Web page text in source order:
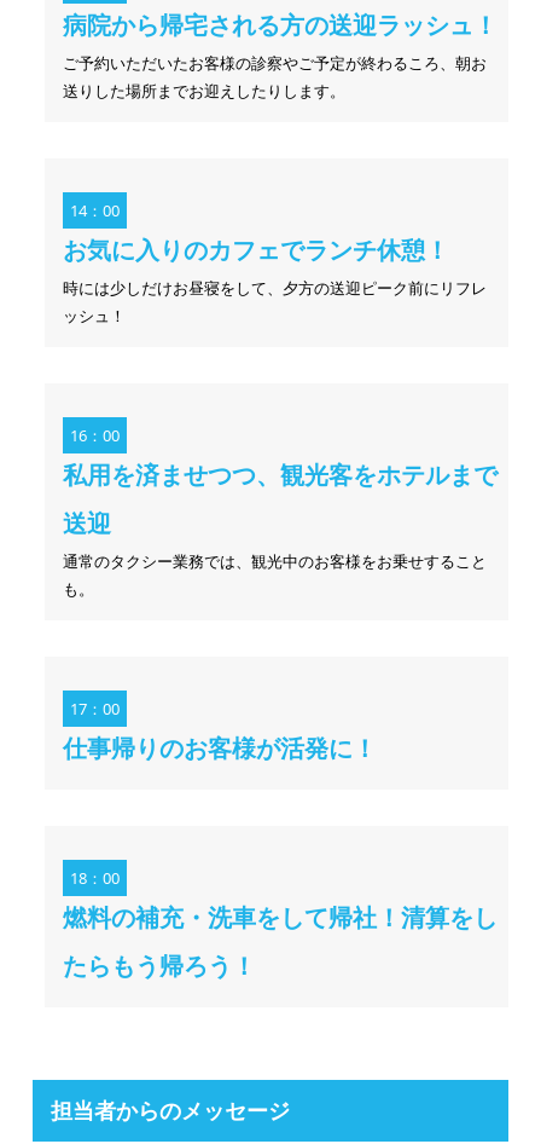
病院から帰宅される方の送迎ラッシュ！
ご予約いただいたお客様の診察やご予定が終わるころ、朝お
送りした場所までお迎えしたりします。
14：00
お気に入りのカフェでランチ休憩！
時には少しだけお昼寝をして、夕方の送迎ピーク前にリフレ
ッシュ！
16：00
私用を済ませつつ、観光客をホテルまで
送迎
通常のタクシー業務では、観光中のお客様をお乗せすること
も。
17：00
仕事帰りのお客様が活発に！
18：00
燃料の補充・洗車をして帰社！清算をし
たらもう帰ろう！
担当者からのメッセージ